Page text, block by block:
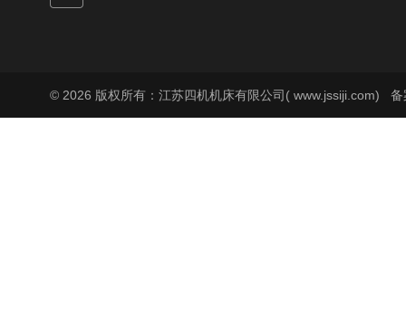
© 2026 版权所有：江苏四机机床有限公司( www.jssiji.com) 备